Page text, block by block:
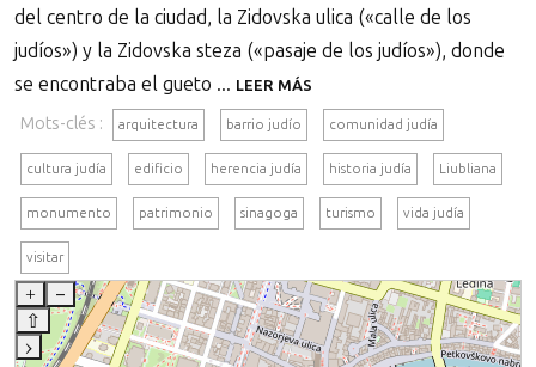
del centro de la ciudad, la Zidovska ulica («calle de los
judíos») y la Zidovska steza («pasaje de los judíos»), donde
se encontraba el gueto ... LEER MÁS
Mots-clés : arquitectura barrio judío comunidad judía
cultura judía edificio herencia judía historia judía Liubliana
monumento patrimonio sinagoga turismo vida judía
visitar
+
–
⇧
›